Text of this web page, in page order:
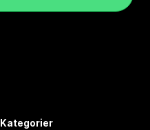
Kategorier